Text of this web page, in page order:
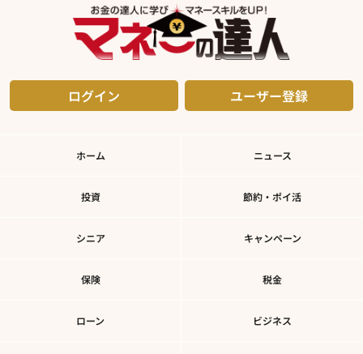
ログイン ユーザー登録
ホーム ニュース
投資 節約・ポイ活
シニア キャンペーン
保険 税金
ローン ビジネス